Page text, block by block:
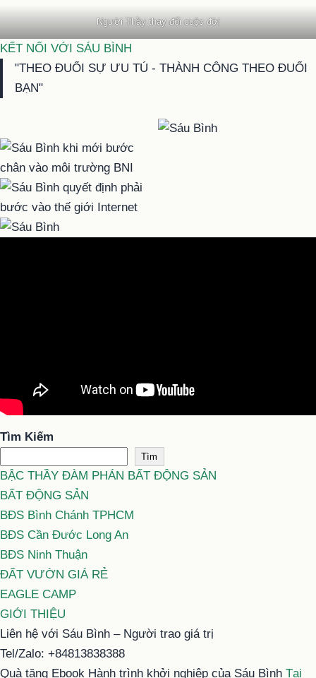
Người Thầy thay đổi cuộc đời
KẾT NỐI VỚI SÁU BÌNH
"THEO ĐUỔI SỰ ƯU TÚ - THÀNH CÔNG THEO ĐUỔI
BẠN"
Tìm Kiếm
Tìm
BẬC THẦY ĐÀM PHÁN BẤT ĐỘNG SẢN
BẤT ĐỘNG SẢN
BĐS Bình Chánh TPHCM
BĐS Cần Đước Long An
BĐS Ninh Thuận
ĐẤT VƯỜN GIÁ RẺ
EAGLE CAMP
GIỚI THIỆU
Liên hệ với Sáu Bình – Người trao giá trị
Tel/Zalo: +84813838388
Quà tặng Ebook Hành trình khởi nghiệp của Sáu Bình Tại